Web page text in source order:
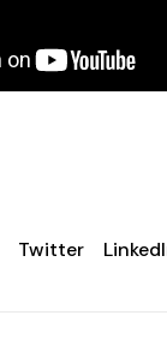
Twitter